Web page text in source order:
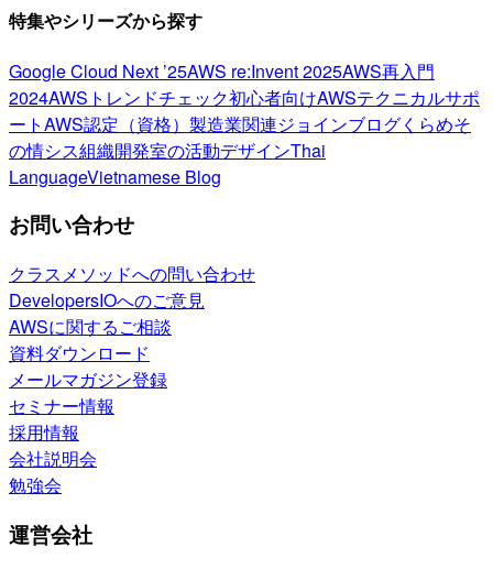
特集やシリーズから探す
Google Cloud Next ’25AWS re:Invent 2025AWS再入門
2024AWSトレンドチェック初心者向けAWSテクニカルサポ
ートAWS認定（資格） 製造業関連ジョインブログくらめそ
の情シス組織開発室の活動デザインThai
LanguageVietnamese Blog
お問い合わせ
クラスメソッドへの問い合わせ
DevelopersIOへのご意見
AWSに関するご相談
資料ダウンロード
メールマガジン登録
セミナー情報
採用情報
会社説明会
勉強会
運営会社